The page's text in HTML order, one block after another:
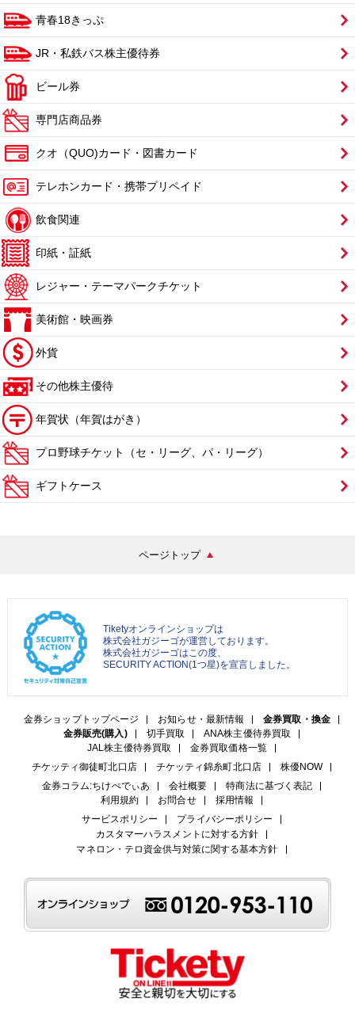
青春18きっぷ
JR・私鉄バス株主優待券
ビール券
専門店商品券
クオ（QUO)カード・図書カード
テレホンカード・携帯プリペイド
飲食関連
印紙・証紙
レジャー・テーマパークチケット
美術館・映画券
外貨
その他株主優待
年賀状（年賀はがき）
プロ野球チケット（セ・リーグ、パ・リーグ）
ギフトケース
ページトップ
Tiketyオンラインショップは
株式会社ガジーゴが運営しております。
株式会社ガジーゴはこの度、
SECURITY ACTION(1つ星)を宣言しました。
金券ショップトップページ お知らせ・最新情報
金券買取・換金
金券販売(購入)
切手買取
ANA株主優待券買取
JAL株主優待券買取
金券買取価格一覧
チケッティ御徒町北口店
チケッティ錦糸町北口店
株優NOW
金券コラム:ちけぺでぃあ
会社概要
特商法に基づく表記
利用規約
お問合せ
採用情報
サービスポリシー
プライバシーポリシー
カスタマーハラスメントに対する方針
マネロン・テロ資金供与対策に関する基本方針